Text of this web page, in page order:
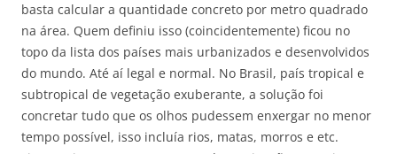
basta calcular a quantidade concreto por metro quadrado
na área. Quem definiu isso (coincidentemente) ficou no
topo da lista dos países mais urbanizados e desenvolvidos
do mundo. Até aí legal e normal. No Brasil, país tropical e
subtropical de vegetação exuberante, a solução foi
concretar tudo que os olhos pudessem enxergar no menor
tempo possível, isso incluía rios, matas, morros e etc.